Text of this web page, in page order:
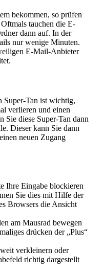
bekommen, so prüfen
tauchen die E-
dann auf. In der
nur wenige Minuten.
E-Mail-Anbieter
Super-Tan ist wichtig,
verlieren und einen
Sie diese Super-Tan dann
Dieser kann Sie dann
neuen Zugang
Ihre Eingabe blockieren
Sie dies mit Hilfe der
Browsers die Ansicht
am Mausrad bewegen
drücken der „Plus“
verkleinern oder
richtig dargestellt